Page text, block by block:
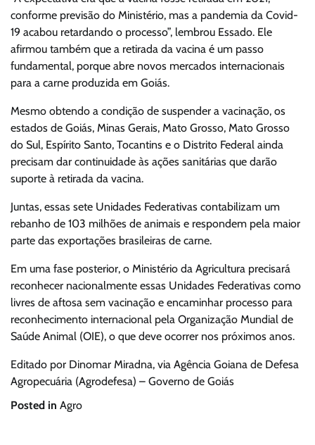
conforme previsão do Ministério, mas a pandemia da Covid-
19 acabou retardando o processo”, lembrou Essado. Ele
afirmou também que a retirada da vacina é um passo
fundamental, porque abre novos mercados internacionais
para a carne produzida em Goiás.
Mesmo obtendo a condição de suspender a vacinação, os
estados de Goiás, Minas Gerais, Mato Grosso, Mato Grosso
do Sul, Espírito Santo, Tocantins e o Distrito Federal ainda
precisam dar continuidade às ações sanitárias que darão
suporte à retirada da vacina.
Juntas, essas sete Unidades Federativas contabilizam um
rebanho de 103 milhões de animais e respondem pela maior
parte das exportações brasileiras de carne.
Em uma fase posterior, o Ministério da Agricultura precisará
reconhecer nacionalmente essas Unidades Federativas como
livres de aftosa sem vacinação e encaminhar processo para
reconhecimento internacional pela Organização Mundial de
Saúde Animal (OIE), o que deve ocorrer nos próximos anos.
Editado por Dinomar Miradna, via Agência Goiana de Defesa
Agropecuária (Agrodefesa) – Governo de Goiás
Posted in Agro